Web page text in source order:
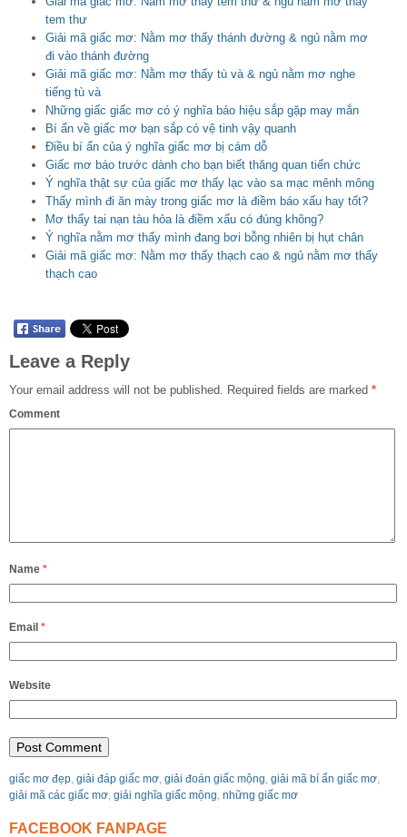
tem thư
Giải mã giấc mơ: Nằm mơ thấy thánh đường & ngủ nằm mơ
đi vào thánh đường
Giải mã giấc mơ: Nằm mơ thấy tù và & ngủ nằm mơ nghe
tiếng tù và
Những giấc giấc mơ có ý nghĩa báo hiệu sắp gặp may mắn
Bí ẩn về giấc mơ bạn sắp có vệ tinh vậy quanh
Điều bí ẩn của ý nghĩa giấc mơ bị cám dỗ
Giấc mơ báo trước dành cho bạn biết thăng quan tiến chức
Ý nghĩa thật sự của giấc mơ thấy lạc vào sa mạc mênh mông
Thấy mình đi ăn mày trong giấc mơ là điềm báo xấu hay tốt?
Mơ thấy tai nạn tàu hỏa là điềm xấu có đúng không?
Ý nghĩa nằm mơ thấy mình đang bơi bỗng nhiên bị hụt chân
Giải mã giấc mơ: Nằm mơ thấy thạch cao & ngủ nằm mơ thấy
thạch cao
Leave a Reply
Your email address will not be published. Required fields are marked *
Comment
Name *
Email *
Website
giấc mơ đẹp, giải đáp giấc mơ, giải đoán giấc mộng, giải mã bí ẩn giấc mơ,
giải mã các giấc mơ, giải nghĩa giấc mộng, những giấc mơ
FACEBOOK FANPAGE